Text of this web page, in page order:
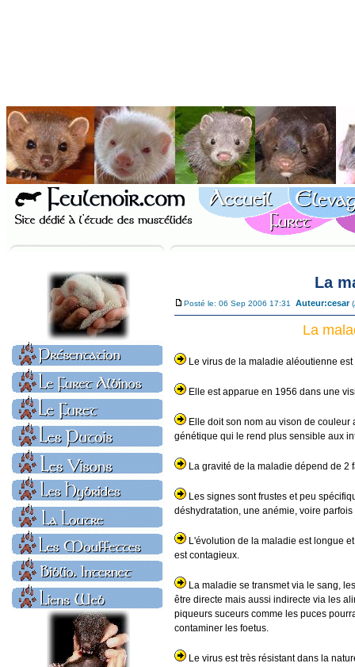
La
Posté le: 06 Sep 2006 17:31 Auteur:cesar
La
Le virus de la maladie aléoutienne
Elle est apparue en 1956 dans une
Elle doit son nom au vison de
génétique qui le rend plus sensible aux
La gravité de la maladie dépend de 2
Les signes sont frustes et peu
déshydratation, une anémie, voire
L'évolution de la maladie est longue
est contagieux.
La maladie se transmet via le sang,
être directe mais aussi indirecte via les
piqueurs suceurs comme les puces
contaminer les foetus.
Le virus est très résistant dans la